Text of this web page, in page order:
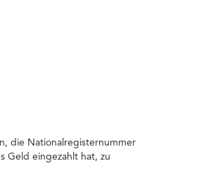
die Nationalregisternummer
Geld eingezahlt hat, zu